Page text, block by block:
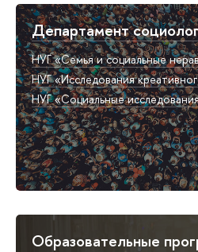
Департамент
НУГ «Семья и социальные
НУГ «Исследования
НУГ «Социальные
Образовательные